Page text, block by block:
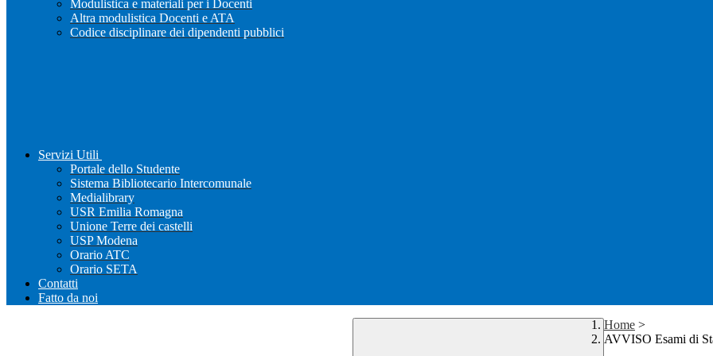
Modulistica e materiali per i Docenti
Altra modulistica Docenti e ATA
Codice disciplinare dei dipendenti pubblici
Servizi Utili
Portale dello Studente
Sistema Bibliotecario Intercomunale
Medialibrary
USR Emilia Romagna
Unione Terre dei castelli
USP Modena
Orario ATC
Orario SETA
Contatti
Fatto da noi
Home >
AVVISO Esami di